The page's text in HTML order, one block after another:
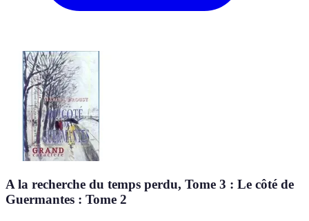
A la recherche du temps perdu, Tome 3 : Le côté de
Guermantes : Tome 2